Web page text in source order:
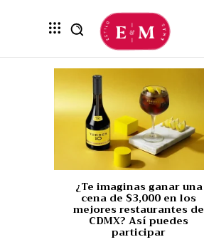
¿Te imaginas ganar una
cena de $3,000 en los
mejores restaurantes de
CDMX? Así puedes
participar